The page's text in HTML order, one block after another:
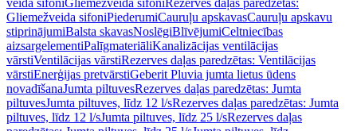
veida sifoniGliemežveida sifoniRezerves daļas paredzētas:
Gliemežveida sifoniPiederumiCauruļu apskavasCauruļu apskavu
stiprinājumiBalsta skavasNoslēgiBlīvējumiCeltniecības
aizsargelementiPalīgmateriāliKanalizācijas ventilācijas
vārstiVentilācijas vārstiRezerves daļas paredzētas: Ventilācijas
vārstiEnerģijas pretvārstiGeberit Pluvia jumta lietus ūdens
novadīšanaJumta piltuvesRezerves daļas paredzētas: Jumta
piltuvesJumta piltuves, līdz 12 l/sRezerves daļas paredzētas: Jumta
piltuves, līdz 12 l/sJumta piltuves, līdz 25 l/sRezerves daļas